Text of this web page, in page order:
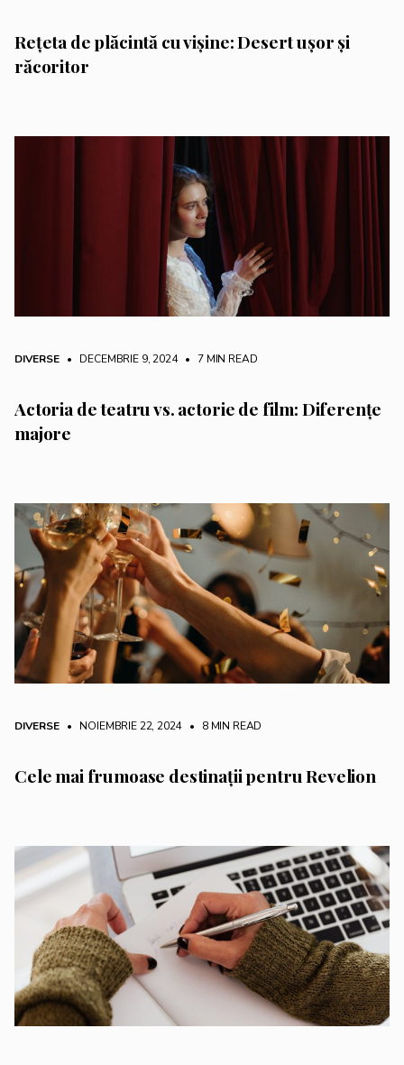
Rețeta de plăcintă cu vișine: Desert ușor și
răcoritor
DIVERSE • DECEMBRIE 9, 2024 • 7 MIN READ
Actoria de teatru vs. actorie de film: Diferențe
majore
DIVERSE • NOIEMBRIE 22, 2024 • 8 MIN READ
Cele mai frumoase destinații pentru Revelion